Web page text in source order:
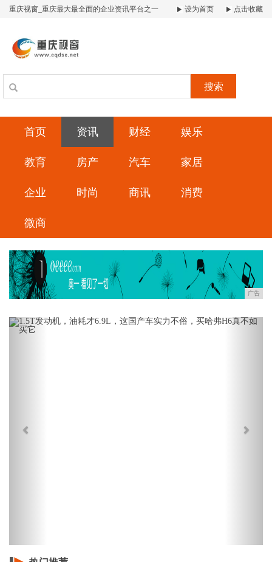
重庆视窗_重庆最大最全面的企业资讯平台之一 设为首页 点击收藏
搜索
首页 资讯 财经 娱乐
教育 房产 汽车 家居
企业 时尚 商讯 消费
微商
广告
Previous Next